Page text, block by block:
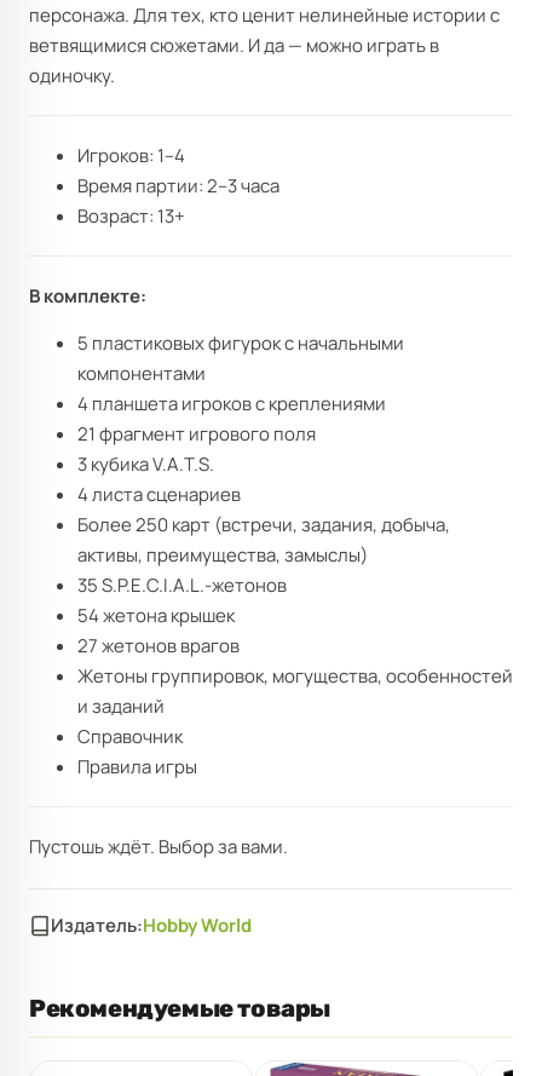
персонажа. Для тех, кто ценит нелинейные истории с
ветвящимися сюжетами. И да — можно играть в
одиночку.
Игроков: 1–4
Время партии: 2–3 часа
Возраст: 13+
В комплекте:
5 пластиковых фигурок с начальными
компонентами
4 планшета игроков с креплениями
21 фрагмент игрового поля
3 кубика V.A.T.S.
4 листа сценариев
Более 250 карт (встречи, задания, добыча,
активы, преимущества, замыслы)
35 S.P.E.C.I.A.L.-жетонов
54 жетона крышек
27 жетонов врагов
Жетоны группировок, могущества, особенностей
и заданий
Справочник
Правила игры
Пустошь ждёт. Выбор за вами.
Издатель:Hobby World
Рекомендуемые товары